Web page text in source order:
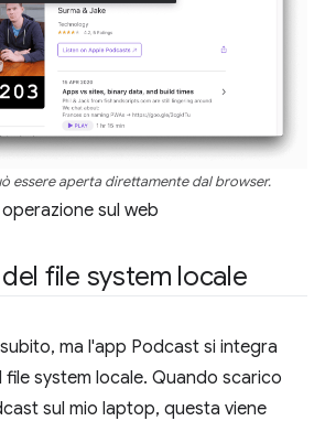
essere aperta direttamente dal browser.
sul web
file system locale
ma l'app Podcast si integra
system locale. Quando scarico
sul mio laptop, questa viene